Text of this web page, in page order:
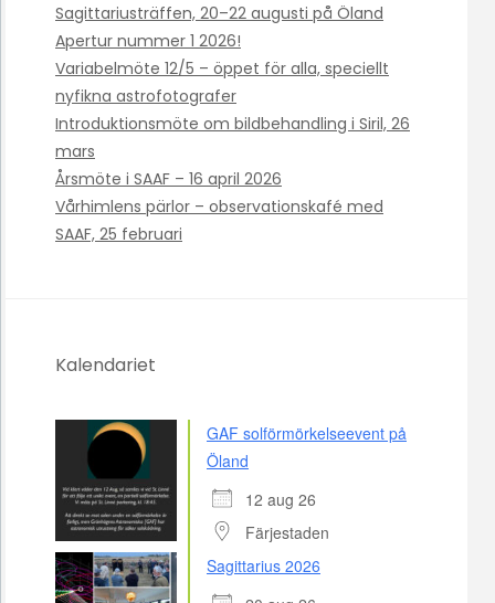
Sagittariusträffen, 20–22 augusti på Öland
Apertur nummer 1 2026!
Variabelmöte 12/5 – öppet för alla, speciellt
nyfikna astrofotografer
Introduktionsmöte om bildbehandling i Siril, 26
mars
Årsmöte i SAAF – 16 april 2026
Vårhimlens pärlor – observationskafé med
SAAF, 25 februari
Kalendariet
GAF solförmörkelseevent på
Öland
12 aug 26
Färjestaden
Sagittarius 2026